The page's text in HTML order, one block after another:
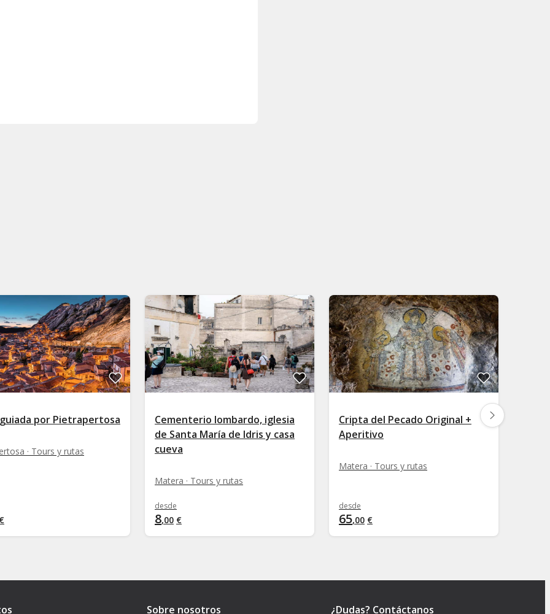
por Pietrapertosa
· Tours y rutas
€
Cementerio lombardo, iglesia
de Santa María de Idris y casa
cueva
Matera · Tours y rutas
desde
8,00 €
Cripta del Pecado Original +
Aperitivo
Matera · Tours y rutas
desde
65,00 €
Sobre nosotros ¿Dudas? Contáctanos